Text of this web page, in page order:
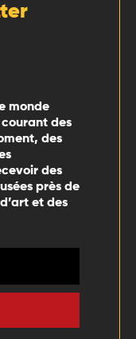
monde
des
des
des
près de
et des